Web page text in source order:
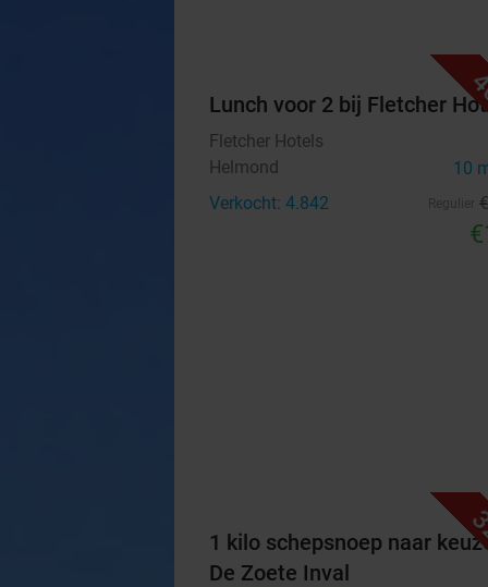
Lunch voor 2 bij Fletcher
Fletcher Hotels
Helmond
10
Verkocht: 4.842
1 kilo schepsnoep naar
De Zoete Inval